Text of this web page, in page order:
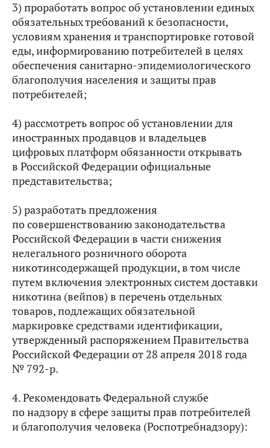
3) проработать вопрос об установлении единых
обязательных требований к безопасности,
условиям хранения и транспортировке готовой
еды, информированию потребителей в целях
обеспечения санитарно-эпидемиологического
благополучия населения и защиты прав
потребителей;
4) рассмотреть вопрос об установлении для
иностранных продавцов и владельцев
цифровых платформ обязанности открывать
в Российской Федерации официальные
представительства;
5) разработать предложения
по совершенствованию законодательства
Российской Федерации в части снижения
нелегального розничного оборота
никотинсодержащей продукции, в том числе
путем включения электронных систем доставки
никотина (вейпов) в перечень отдельных
товаров, подлежащих обязательной
маркировке средствами идентификации,
утвержденный распоряжением Правительства
Российской Федерации от 28 апреля 2018 года
№ 792-р.
4. Рекомендовать Федеральной службе
по надзору в сфере защиты прав потребителей
и благополучия человека (Роспотребнадзору):